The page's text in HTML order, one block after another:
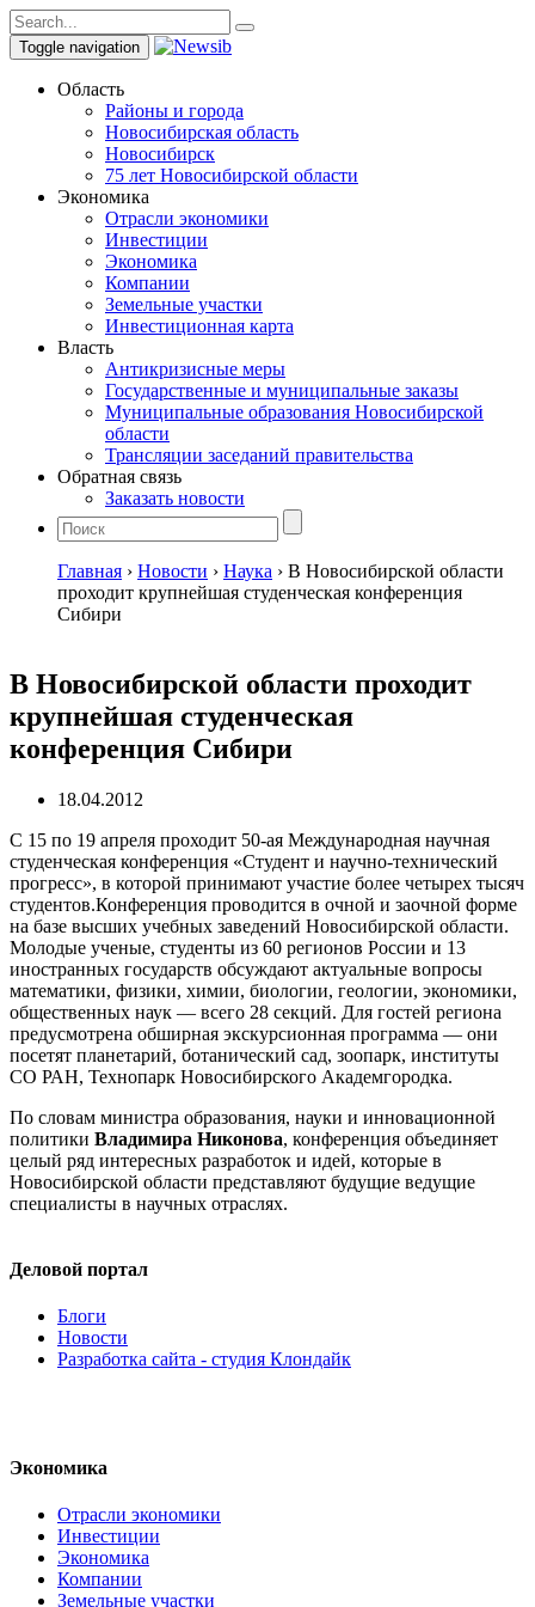
Toggle navigation
Область
Районы и города
Новосибирская область
Новосибирск
75 лет Новосибирской области
Экономика
Отрасли экономики
Инвестиции
Экономика
Компании
Земельные участки
Инвестиционная карта
Власть
Антикризисные меры
Государственные и муниципальные заказы
Муниципальные образования Новосибирской
области
Трансляции заседаний правительства
Обратная связь
Заказать новости
Главная › Новости › Наука › В Новосибирской области
проходит крупнейшая студенческая конференция
Сибири
В Новосибирской области проходит
крупнейшая студенческая
конференция Сибири
18.04.2012
C 15 по 19 апреля проходит 50-ая Международная научная
студенческая конференция «Студент и научно-технический
прогресс», в которой принимают участие более четырех тысяч
студентов.Конференция проводится в очной и заочной форме
на базе высших учебных заведений Новосибирской области.
Молодые ученые, студенты из 60 регионов России и 13
иностранных государств обсуждают актуальные вопросы
математики, физики, химии, биологии, геологии, экономики,
общественных наук — всего 28 секций. Для гостей региона
предусмотрена обширная экскурсионная программа — они
посетят планетарий, ботанический сад, зоопарк, институты
СО РАН, Технопарк Новосибирского Академгородка.
По словам министра образования, науки и инновационной
политики Владимира Никонова, конференция объединяет
целый ряд интересных разработок и идей, которые в
Новосибирской области представляют будущие ведущие
специалисты в научных отраслях.
Деловой портал
Блоги
Новости
Разработка сайта - студия Клондайк
Экономика
Отрасли экономики
Инвестиции
Экономика
Компании
Земельные участки